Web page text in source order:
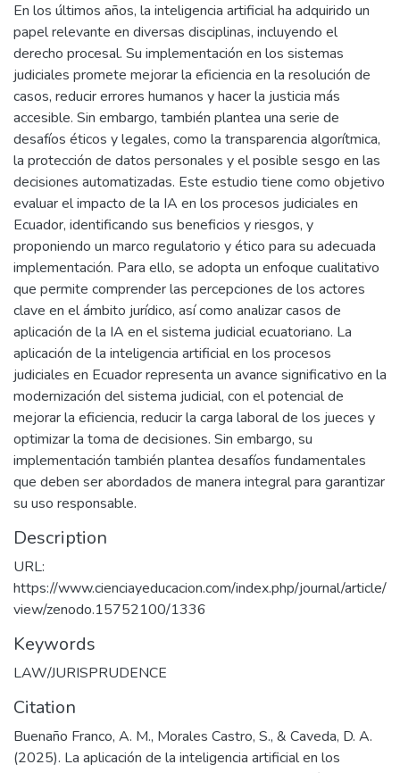
En los últimos años, la inteligencia artificial ha adquirido un
papel relevante en diversas disciplinas, incluyendo el
derecho procesal. Su implementación en los sistemas
judiciales promete mejorar la eficiencia en la resolución de
casos, reducir errores humanos y hacer la justicia más
accesible. Sin embargo, también plantea una serie de
desafíos éticos y legales, como la transparencia algorítmica,
la protección de datos personales y el posible sesgo en las
decisiones automatizadas. Este estudio tiene como objetivo
evaluar el impacto de la IA en los procesos judiciales en
Ecuador, identificando sus beneficios y riesgos, y
proponiendo un marco regulatorio y ético para su adecuada
implementación. Para ello, se adopta un enfoque cualitativo
que permite comprender las percepciones de los actores
clave en el ámbito jurídico, así como analizar casos de
aplicación de la IA en el sistema judicial ecuatoriano. La
aplicación de la inteligencia artificial en los procesos
judiciales en Ecuador representa un avance significativo en la
modernización del sistema judicial, con el potencial de
mejorar la eficiencia, reducir la carga laboral de los jueces y
optimizar la toma de decisiones. Sin embargo, su
implementación también plantea desafíos fundamentales
que deben ser abordados de manera integral para garantizar
su uso responsable.
Description
URL:
https://www.cienciayeducacion.com/index.php/journal/article/
view/zenodo.15752100/1336
Keywords
LAW/JURISPRUDENCE
Citation
Buenaño Franco, A. M., Morales Castro, S., & Caveda, D. A.
(2025). La aplicación de la inteligencia artificial en los